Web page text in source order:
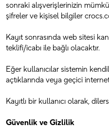
sonraki alışverişlerinizin
şifreler ve kişisel bilgiler
Kayıt sonrasında web sitesi
teklifi/icabı ile bağlı olacaktır.
Eğer kullanıcılar sistemin
açtıklarında veya geçici
Kayıtlı bir kullanıcı olarak,
Güvenlik ve Gizlilik